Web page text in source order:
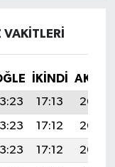
İKINDI
17:13
20:25
17:12
20:24
17:12
20:22